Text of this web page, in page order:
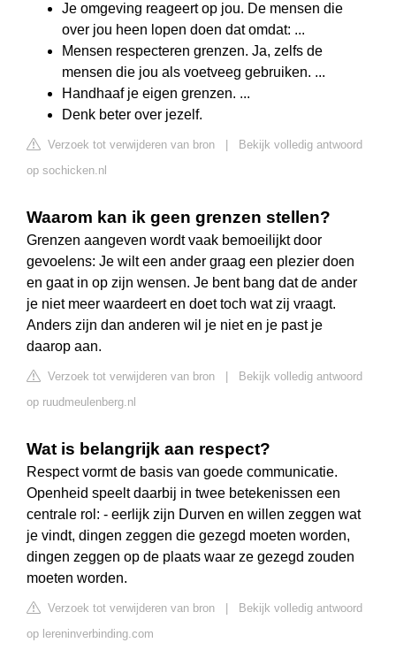
Je omgeving reageert op jou. De mensen die
over jou heen lopen doen dat omdat: ...
Mensen respecteren grenzen. Ja, zelfs de
mensen die jou als voetveeg gebruiken. ...
Handhaaf je eigen grenzen. ...
Denk beter over jezelf.
Verzoek tot verwijderen van bron
Bekijk volledig antwoord
op sochicken.nl
Waarom kan ik geen grenzen stellen?
Grenzen aangeven wordt vaak bemoeilijkt door
gevoelens: Je wilt een ander graag een plezier doen
en gaat in op zijn wensen. Je bent bang dat de ander
je niet meer waardeert en doet toch wat zij vraagt.
Anders zijn dan anderen wil je niet en je past je
daarop aan.
Verzoek tot verwijderen van bron
Bekijk volledig antwoord
op ruudmeulenberg.nl
Wat is belangrijk aan respect?
Respect vormt de basis van goede communicatie.
Openheid speelt daarbij in twee betekenissen een
centrale rol: - eerlijk zijn Durven en willen zeggen wat
je vindt, dingen zeggen die gezegd moeten worden,
dingen zeggen op de plaats waar ze gezegd zouden
moeten worden.
Verzoek tot verwijderen van bron
Bekijk volledig antwoord
op lereninverbinding.com